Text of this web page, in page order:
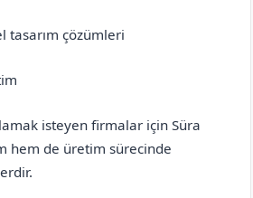
tasarım çözümleri
isteyen firmalar için Süra
hem de üretim sürecinde